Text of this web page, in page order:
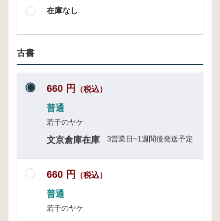
在庫なし
古書
660 円 （税込）
普通
若干のヤケ
文京倉庫在庫 3営業日~1週間後発送予定
660 円 （税込）
普通
若干のヤケ